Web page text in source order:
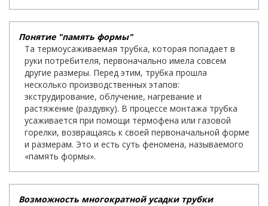
Понятие "память формы"
Та термоусаживаемая трубка, которая попадает в
руки потребителя, первоначально имела совсем
другие размеры. Перед этим, трубка прошла
несколько производственных этапов:
экструдирование, облучение, нагревание и
растяжение (раздувку). В процессе монтажа трубка
усаживается при помощи термофена или газовой
горелки, возвращаясь к своей первоначальной форме
и размерам. Это и есть суть феномена, называемого
«память формы».
Возможность многократной усадки трубки